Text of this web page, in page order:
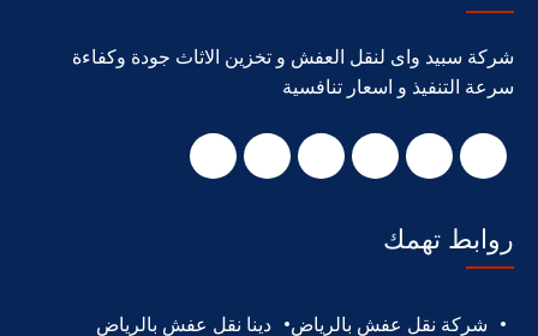
شركة سبيد واى لنقل العفش و تخزين الاثاث جودة وكفاءة
سرعة التنفيذ و اسعار تنافسية
روابط تهمك
شركة نقل عفش بالرياض دينا نقل عفش بالرياض